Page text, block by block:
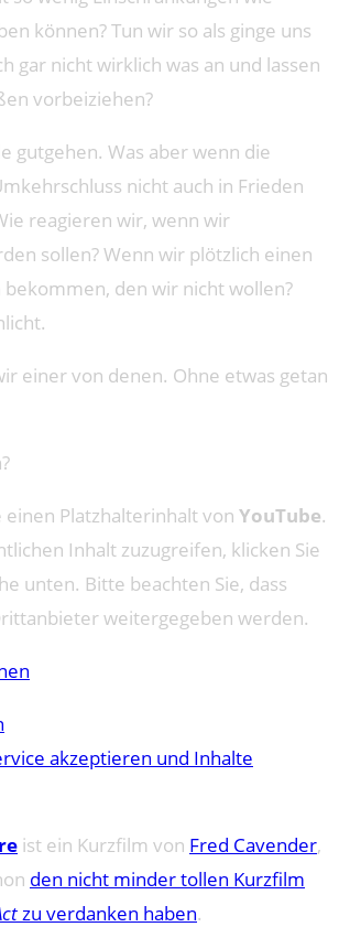
können? Tun wir so als ginge uns
gar nicht wirklich was an und lassen
vorbeiziehen?
gutgehen. Was aber wenn die
nicht auch in Frieden
reagieren wir, wenn wir
sollen? Wenn wir plötzlich einen
bekommen, den wir nicht wollen?
einer von denen. Ohne etwas getan
einen Platzhalterinhalt von YouTube.
Inhalt zuzugreifen, klicken Sie
unten. Bitte beachten Sie, dass
weitergegeben werden.
akzeptieren und Inhalte
ist ein Kurzfilm von Fred Cavender,
den nicht minder tollen Kurzfilm
zu verdanken haben.